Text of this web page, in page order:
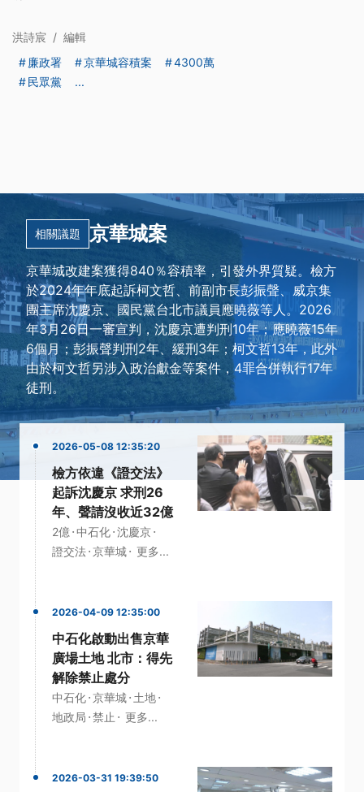
洪詩宸 / 編輯
廉政署
京華城容積案
4300萬
民眾黨
...
相關議題 京華城案
京華城改建案獲得840％容積率，引發外界質疑。檢方
於2024年年底起訴柯文哲、前副市長彭振聲、威京集
團主席沈慶京、國民黨台北市議員應曉薇等人。2026
年3月26日一審宣判，沈慶京遭判刑10年；應曉薇15年
6個月；彭振聲判刑2年、緩刑3年；柯文哲13年，此外
由於柯文哲另涉入政治獻金等案件，4罪合併執行17年
徒刑。
2026-05-08 12:35:20
檢方依違《證交法》
起訴沈慶京 求刑26
年、聲請沒收近32億
2億·中石化·沈慶京·
證交法·京華城· 更多...
2026-04-09 12:35:00
中石化啟動出售京華
廣場土地 北市：得先
解除禁止處分
中石化·京華城· 土地·
地政局 ·禁止 · 更多...
2026-03-31 19:39:50